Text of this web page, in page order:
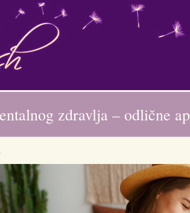
zdravlja – odlične